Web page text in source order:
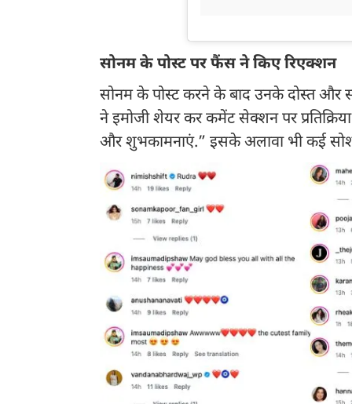
सोनम के पोस्ट पर फैंस ने किए रिएक्शन
सोनम के पोस्ट करने के बाद उनके दोस्त और
ने इमोजी शेयर कर कमेंट सेक्शन पर
और शुभकामनाएं.” इसके अलावा भी कई